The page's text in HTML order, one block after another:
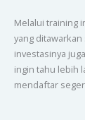
Melalui training
yang ditawarkan
investasinya
ingin tahu lebih
mendaftar